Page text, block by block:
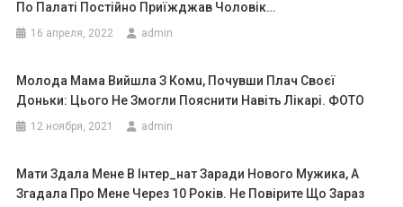
По Палаті Постійно Приїжджав Чоловік…
16 апреля, 2022 admin
Молода Мама Вийшла З Комu, Почувши Плач Своєї
Доньки: Цього Не Змогли Пояснити Навіть Лікарі. ФОТО
12 ноября, 2021 admin
Мати Здала Мене В Інтep_нат Заради Нового Мужика, А
Згадала Про Мене Через 10 Років. Не Повірите Що Зараз